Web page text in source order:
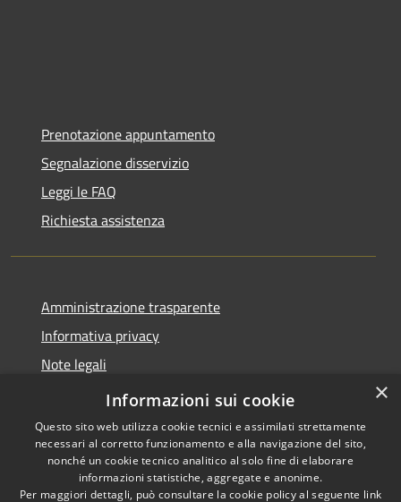
Prenotazione appuntamento
Segnalazione disservizio
Leggi le FAQ
Richiesta assistenza
Amministrazione trasparente
Informativa privacy
Note legali
Dichiarazione di accessibilità
Copyright © 2026 • Città di
×
Informazioni sui cookie
Questo sito web utilizza cookie tecnici e assimilati strettamente
necessari al corretto funzionamento e alla navigazione del sito,
nonché un cookie tecnico analitico al solo fine di elaborare
informazioni statistiche, aggregate e anonime.
Per maggiori dettagli, può consultare la cookie policy al seguente link